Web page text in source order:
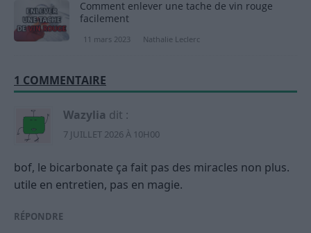
Comment enlever une tache de vin rouge
facilement
11 mars 2023 Nathalie Leclerc
1 COMMENTAIRE
Wazylia dit :
7 JUILLET 2026 À 10H00
bof, le bicarbonate ça fait pas des miracles non plus.
utile en entretien, pas en magie.
RÉPONDRE